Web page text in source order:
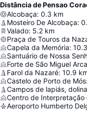
Distância de Pensao
Alcobaça: 0.3 km
Mosteiro De Alcobaça:
Valado: 5.2 km
Praça de Touros da
Capela da Memória: 10.3
Santuário de Nossa
Forte de São Miguel
Farol da Nazaré: 10.9
Castelo de Porto de Mós:
Centro de Interpretação
Aeroporto Humberto